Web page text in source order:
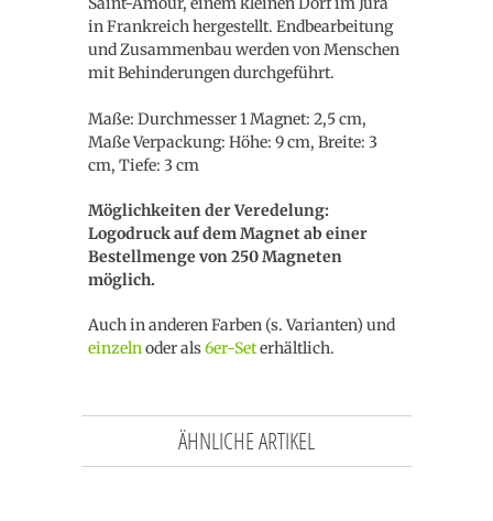
in Frankreich hergestellt. Endbearbeitung
und Zusammenbau werden von Menschen
mit Behinderungen durchgeführt.
Maße: Durchmesser 1 Magnet: 2,5 cm,
Maße Verpackung: Höhe: 9 cm, Breite: 3
cm, Tiefe: 3 cm
Möglichkeiten der Veredelung:
Logodruck auf dem Magnet ab einer
Bestellmenge von 250 Magneten
möglich.
Auch in anderen Farben (s. Varianten) und
einzelnoder als6er-Seterhältlich.
ÄHNLICHE ARTIKEL